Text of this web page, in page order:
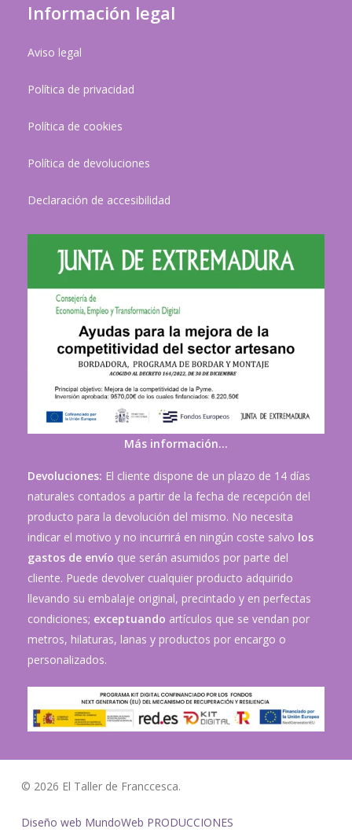
Información legal
Aviso legal
Política de privacidad
Política de cookies
Política de devoluciones
Declaración de accesibilidad
Más información…
Devoluciones: El cliente dispone de un plazo de 14 días
naturales contados a partir de la fecha de recepción del
producto para la devolución del mismo. No necesita
indicar el motivo y no incurrirá en ningún coste salvo los
gastos de envío que serán asumidos por parte del
cliente. Puede devolver cualquier producto adquirido
llevando su embalaje original, precintado y en perfectas
condiciones; exceptuando artículos que se vendan por
metros, hilaturas, lanas y productos por encargo o
personalizados.
© 2026 El Taller de Franccesca.
Diseño web MundoWeb PRODUCCIONES